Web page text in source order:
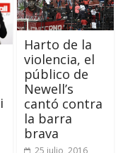
Harto de la
violencia, el
público de
Newell’s
cantó contra
la barra
brava
25 julio, 2016